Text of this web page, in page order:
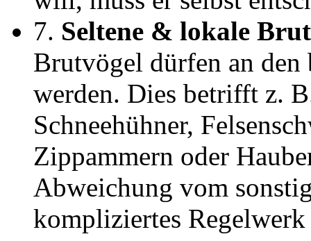
7. Seltene & lokale
Brutvögel dürfen an den
werden. Dies betrifft z.
Schneehühner,
Zippammern oder
Abweichung vom
kompliziertes